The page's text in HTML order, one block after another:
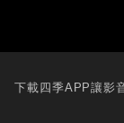
下載四季APP讓影